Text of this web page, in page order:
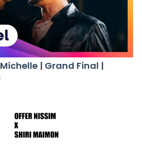
| Grand Final |